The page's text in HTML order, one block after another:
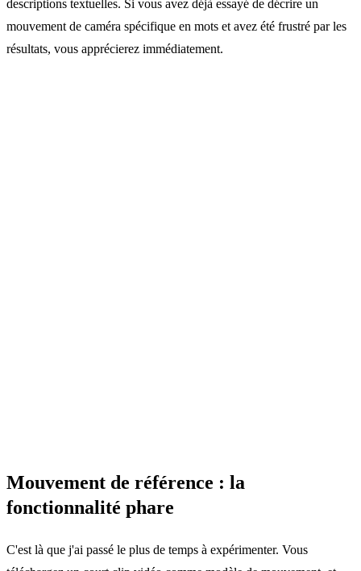
descriptions textuelles. Si vous avez déjà essayé de décrire un
mouvement de caméra spécifique en mots et avez été frustré par les
résultats, vous apprécierez immédiatement.
Mouvement de référence : la
fonctionnalité phare
C'est là que j'ai passé le plus de temps à expérimenter. Vous